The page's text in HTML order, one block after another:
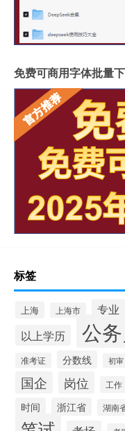
免费可商用字体批量
标签
上海 上海市 专业
以上学历 公
准考证 分数线 初审
国企 岗位 工作
时间 浙江省 湖南